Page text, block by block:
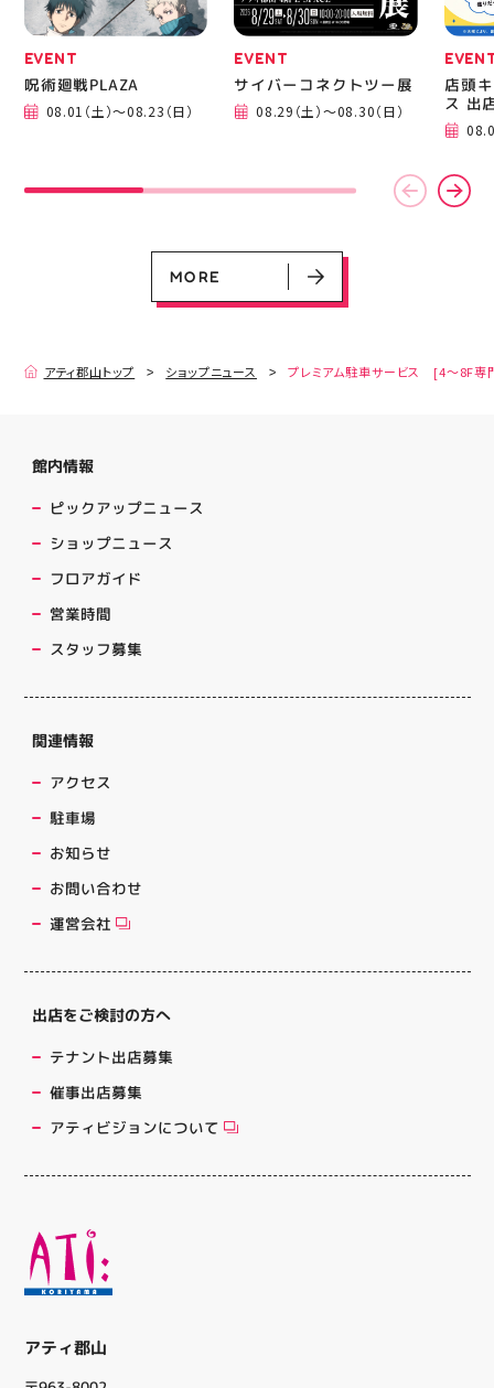
MORE
EVENT
呪術廻戦PLAZA
08.01（土）～08.23（日）
EVENT
サイバーコネクトツー展
08.29（土）～08.30（日）
店頭
ス 出
MORE
アティ郡山トップ ショップニュース プレミアム駐車サービス [4～8F専
アティ郡山
館内情報
ピックアップニュース
ショップニュース
フロアガイド
営業時間
スタッフ募集
関連情報
アクセス
駐車場
お知らせ
お問い合わせ
運営会社
出店をご検討の方へ
テナント出店募集
催事出店募集
アティビジョンについて